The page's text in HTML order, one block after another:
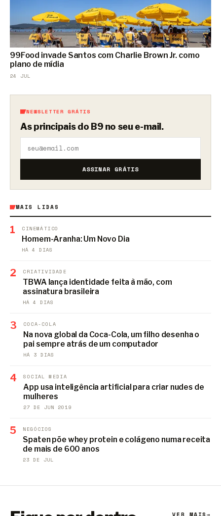
99Food invade Santos com Charlie Brown Jr. como
plano de mídia
24 JUL
NEWSLETTER GRÁTIS
As principais do B9 no seu e-mail.
ASSINAR GRÁTIS
MAIS LIDAS
1 CINEMÁTICO
Homem-Aranha: Um Novo Dia
HÁ 4 DIAS
2 CRIATIVIDADE
TBWA lança identidade feita à mão, com
assinatura brasileira
HÁ 4 DIAS
3 COCA-COLA
Na nova global da Coca-Cola, um filho desenha o
pai sempre atrás de um computador
HÁ 3 DIAS
4 SOCIAL MEDIA
App usa inteligência artificial para criar nudes de
mulheres
27 DE JUN 2019
5 NEGÓCIOS
Spaten põe whey protein e colágeno numa receita
de mais de 600 anos
23 DE JUL
VER MAIS→